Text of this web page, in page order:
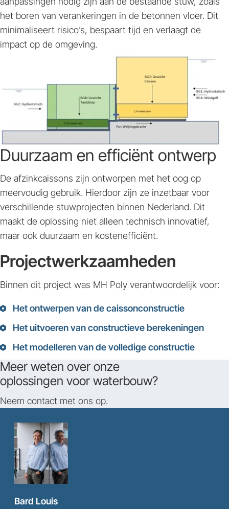
het boren van verankeringen in de betonnen vloer. Dit
minimaliseert risico’s, bespaart tijd en verlaagt de
impact op de omgeving.
Duurzaam en efficiënt ontwerp
De afzinkcaissons zijn ontworpen met het oog op
meervoudig gebruik. Hierdoor zijn ze inzetbaar voor
verschillende stuwprojecten binnen Nederland. Dit
maakt de oplossing niet alleen technisch innovatief,
maar ook duurzaam en kostenefficiënt.
Projectwerkzaamheden
Binnen dit project was MH Poly verantwoordelijk voor:
Het ontwerpen van de caissonconstructie
Het uitvoeren van constructieve berekeningen
Het modelleren van de volledige constructie
Meer weten over onze
oplossingen voor waterbouw?
Neem contact met ons op.
Bard Louis